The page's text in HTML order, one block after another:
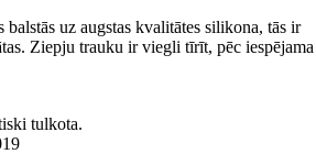
balstās uz augstas kvalitātes silikona, tās ir
Ziepju trauku ir viegli tīrīt, pēc iespējama
tulkota.